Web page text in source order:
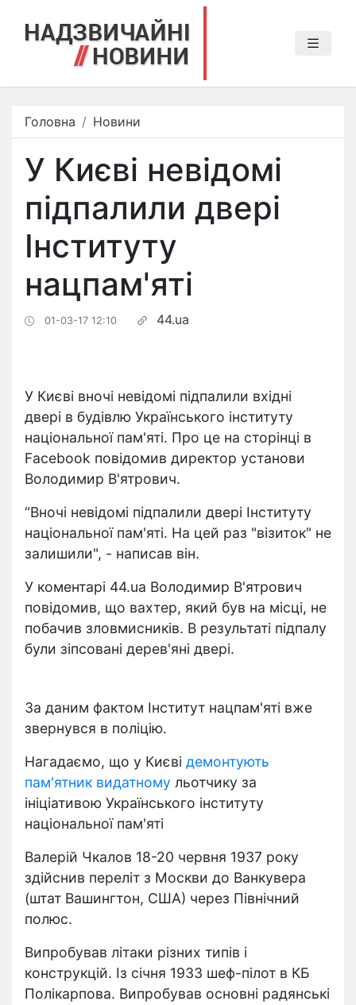
Головна Новини
У Києві невідомі
підпалили двері
Інституту
нацпам'яті
01-03-17 12:10 44.ua
У Києві вночі невідомі підпалили вхідні
двері в будівлю Українського інституту
національної пам'яті. Про це на сторінці в
Facebook повідомив директор установи
Володимир В'ятрович.
“Вночі невідомі підпалили двері Інституту
національної пам'яті. На цей раз "візиток" не
залишили", - написав він.
У коментарі 44.ua Володимир В'ятрович
повідомив, що вахтер, який був на місці, не
побачив зловмисників. В результаті підпалу
були зіпсовані дерев'яні двері.
За даним фактом Інститут нацпам'яті вже
звернувся в поліцію.
Нагадаємо, що у Києві демонтують
пам'ятник видатному льотчику за
ініціативою Українського інституту
національної пам'яті
Валерій Чкалов 18-20 червня 1937 року
здійснив переліт з Москви до Ванкувера
(штат Вашингтон, США) через Північний
полюс.
Випробував літаки різних типів і
конструкцій. Із січня 1933 шеф-пілот в КБ
Полікарпова. Випробував основні радянські